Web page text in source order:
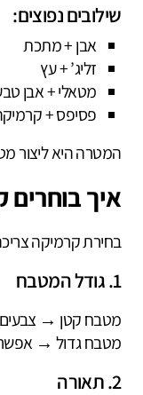
שילובים נפוצים:
אבן + מתכת
זליג’ + עץ
מטאלי + אבן
פסיפס +
המטרה היא ליצור
איך בוחרים
בחירת קרמיקה
1. גודל המטבח
מטבח קטן → צבעים
מטבח גדול → אפשר
2. תאורה